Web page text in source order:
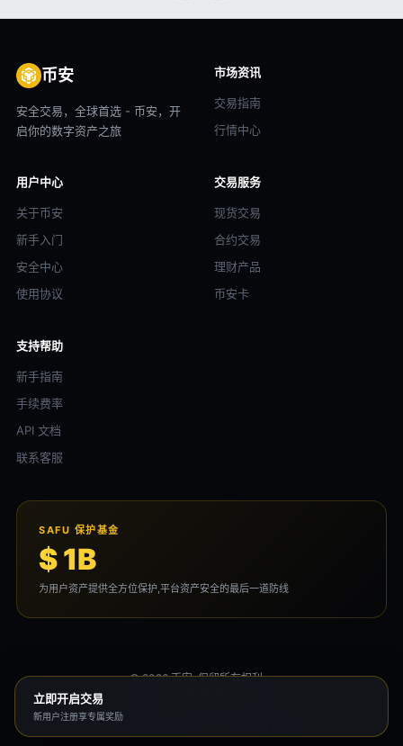
币安
安全交易，全球首选 - 币安，开
启你的数字资产之旅
市场资讯
交易指南
行情中心
用户中心
关于币安
新手入门
安全中心
使用协议
交易服务
现货交易
合约交易
理财产品
币安卡
支持帮助
新手指南
手续费率
API 文档
联系客服
SAFU 保护基金
$ 1B
为用户资产提供全方位保护,平台资产安全的最后一道防线
© 2026 币安. 保留所有权利。
立即开启交易
新用户注册享专属奖励